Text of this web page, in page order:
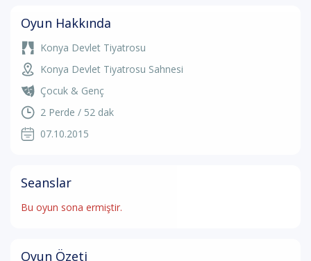
Oyun Hakkında
Konya Devlet Tiyatrosu
Konya Devlet Tiyatrosu Sahnesi
Çocuk & Genç
2 Perde / 52 dak
07.10.2015
Seanslar
Bu oyun sona ermiştir.
Oyun Özeti